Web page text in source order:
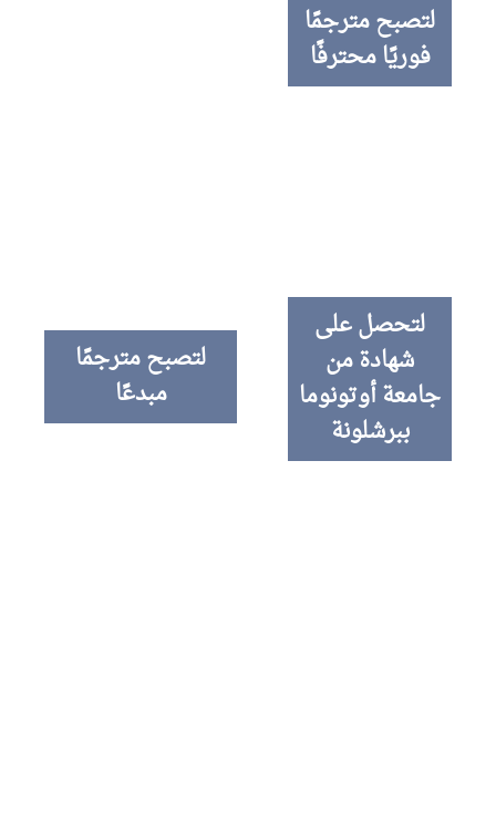
لتصبح مترجمًا
مبدعًا
لتصبح مترجمًا
فوريًا محترفًا
لتحصل على
شهادة من
جامعة أوتونوما
ببرشلونة